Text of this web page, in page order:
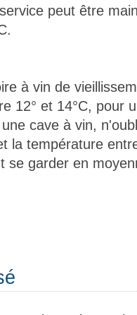
peut être
à vin de
12° et 14°C, pour
cave à vin,
la température
se garder en